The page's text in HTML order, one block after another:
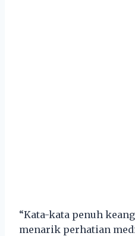
“Kata-kata penuh
menarik perhatian